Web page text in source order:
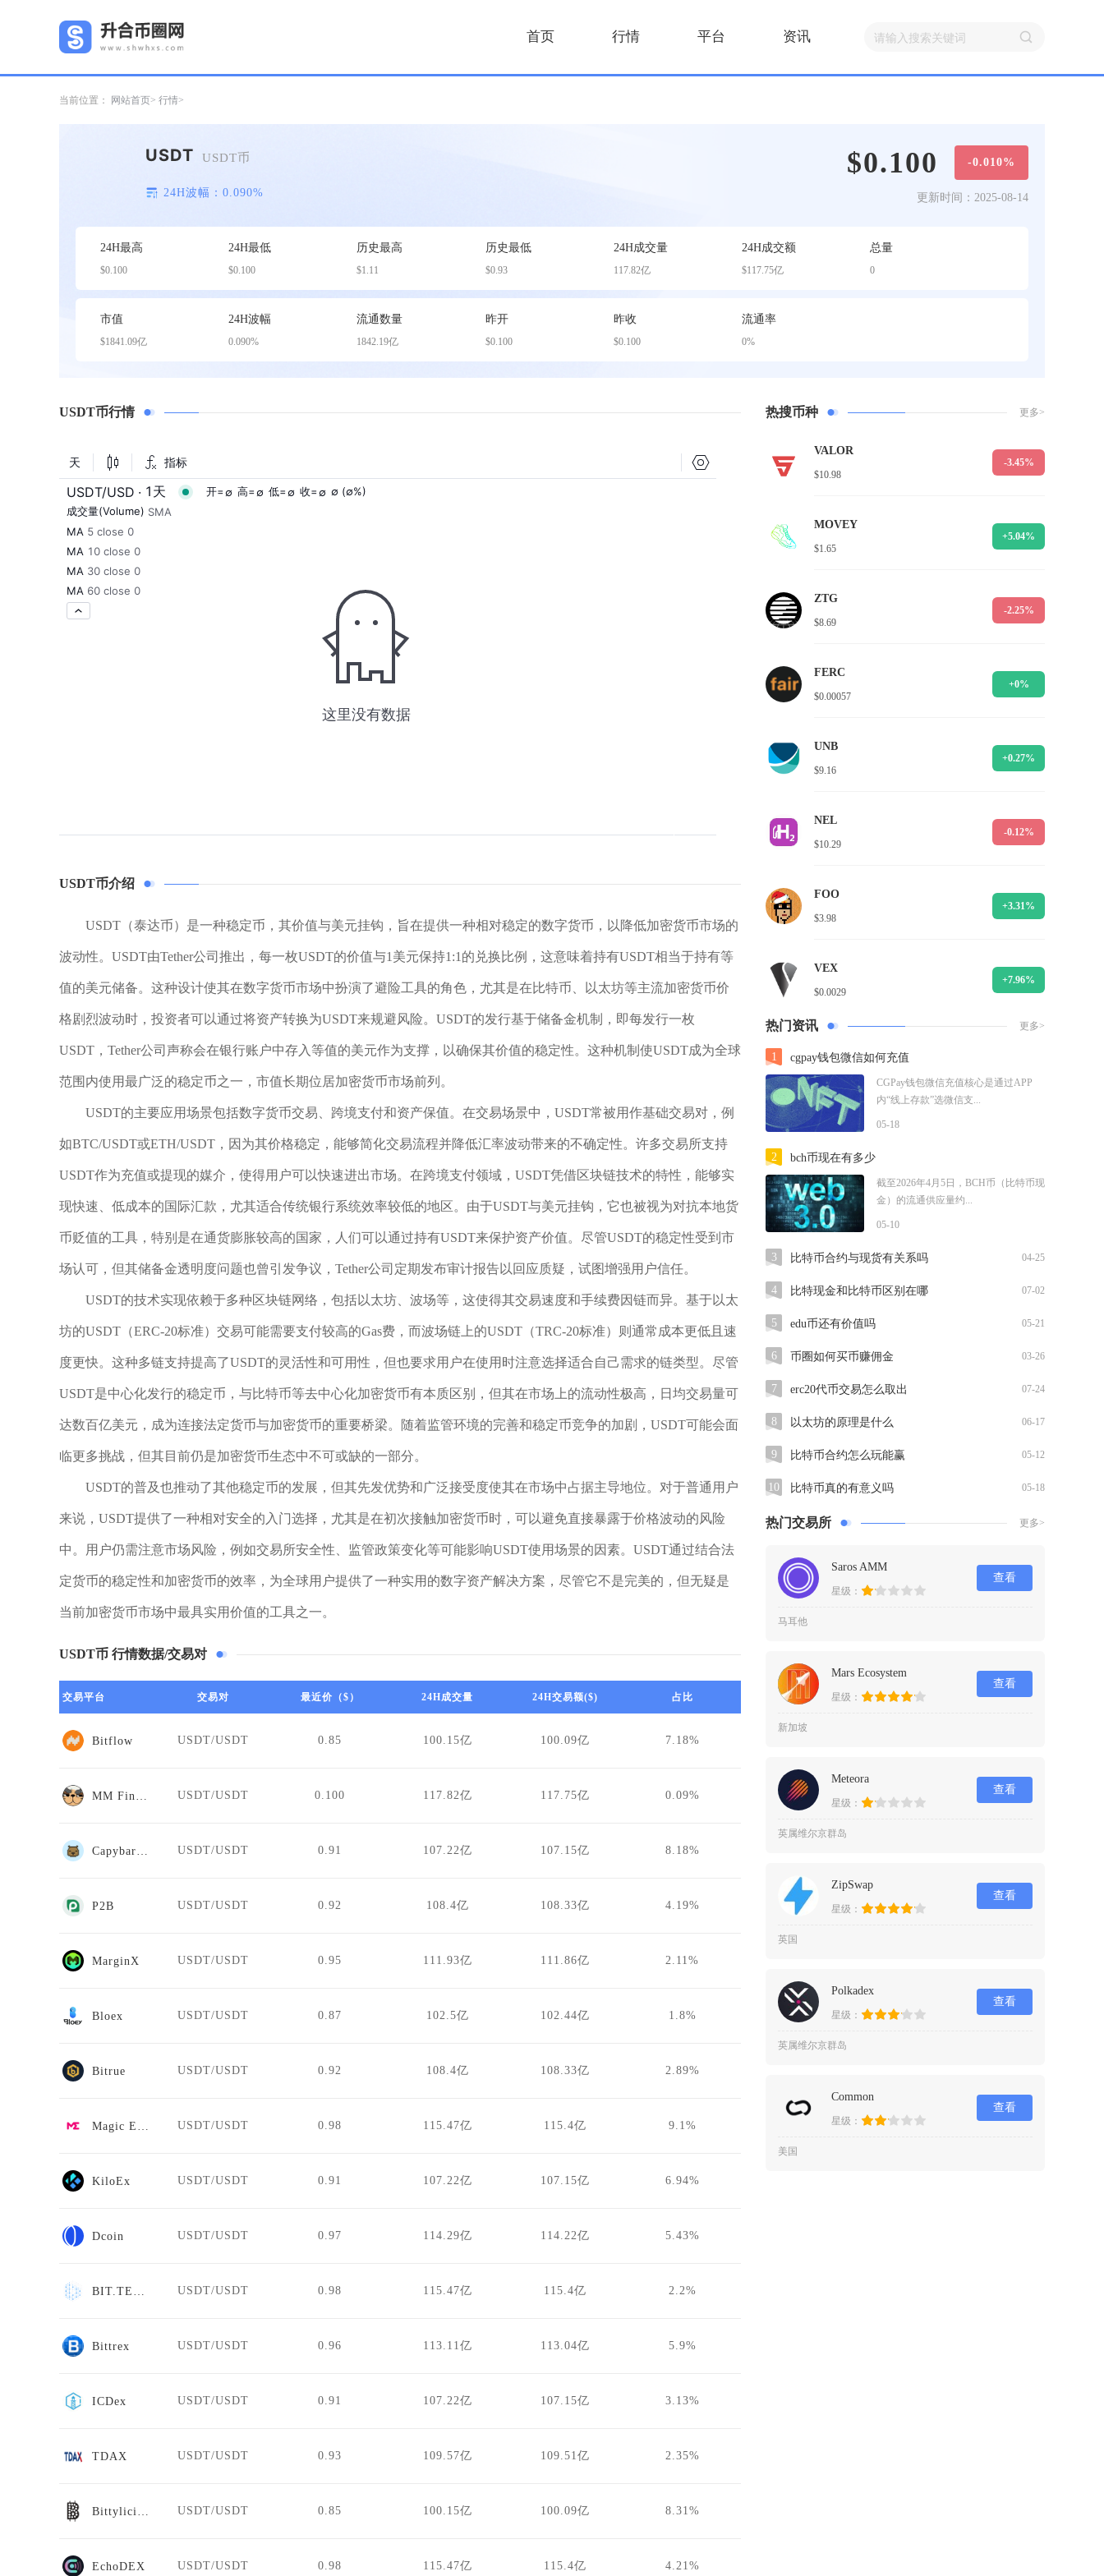
首页 行情 平台 资讯
当前位置： 网站首页 行情
USDT USDT币
24H波幅：0.090%
$0.100 -0.010%
更新时间：2025-08-14
24H最高
$0.100
24H最低
$0.100
历史最高
$1.11
历史最低
$0.93
24H成交量
117.82亿
24H成交额
$117.75亿
总量
0
市值
$1841.09亿
24H波幅
0.090%
流通数量
1842.19亿
昨开
$0.100
昨收
$0.100
流通率
0%
USDT币行情
USDT币介绍
USDT（泰达币）是一种稳定币，其价值与美元挂钩，旨在提供一种相对稳定的数字货币，以降低加密货币市场的
波动性。USDT由Tether公司推出，每一枚USDT的价值与1美元保持1:1的兑换比例，这意味着持有USDT相当于持有等
值的美元储备。这种设计使其在数字货币市场中扮演了避险工具的角色，尤其是在比特币、以太坊等主流加密货币价
格剧烈波动时，投资者可以通过将资产转换为USDT来规避风险。USDT的发行基于储备金机制，即每发行一枚
USDT，Tether公司声称会在银行账户中存入等值的美元作为支撑，以确保其价值的稳定性。这种机制使USDT成为全球
范围内使用最广泛的稳定币之一，市值长期位居加密货币市场前列。
USDT的主要应用场景包括数字货币交易、跨境支付和资产保值。在交易场景中，USDT常被用作基础交易对，例
如BTC/USDT或ETH/USDT，因为其价格稳定，能够简化交易流程并降低汇率波动带来的不确定性。许多交易所支持
USDT作为充值或提现的媒介，使得用户可以快速进出市场。在跨境支付领域，USDT凭借区块链技术的特性，能够实
现快速、低成本的国际汇款，尤其适合传统银行系统效率较低的地区。由于USDT与美元挂钩，它也被视为对抗本地货
币贬值的工具，特别是在通货膨胀较高的国家，人们可以通过持有USDT来保护资产价值。尽管USDT的稳定性受到市
场认可，但其储备金透明度问题也曾引发争议，Tether公司定期发布审计报告以回应质疑，试图增强用户信任。
USDT的技术实现依赖于多种区块链网络，包括以太坊、波场等，这使得其交易速度和手续费因链而异。基于以太
坊的USDT（ERC-20标准）交易可能需要支付较高的Gas费，而波场链上的USDT（TRC-20标准）则通常成本更低且速
度更快。这种多链支持提高了USDT的灵活性和可用性，但也要求用户在使用时注意选择适合自己需求的链类型。尽管
USDT是中心化发行的稳定币，与比特币等去中心化加密货币有本质区别，但其在市场上的流动性极高，日均交易量可
达数百亿美元，成为连接法定货币与加密货币的重要桥梁。随着监管环境的完善和稳定币竞争的加剧，USDT可能会面
临更多挑战，但其目前仍是加密货币生态中不可或缺的一部分。
USDT的普及也推动了其他稳定币的发展，但其先发优势和广泛接受度使其在市场中占据主导地位。对于普通用户
来说，USDT提供了一种相对安全的入门选择，尤其是在初次接触加密货币时，可以避免直接暴露于价格波动的风险
中。用户仍需注意市场风险，例如交易所安全性、监管政策变化等可能影响USDT使用场景的因素。USDT通过结合法
定货币的稳定性和加密货币的效率，为全球用户提供了一种实用的数字资产解决方案，尽管它不是完美的，但无疑是
当前加密货币市场中最具实用价值的工具之一。
USDT币 行情数据/交易对
交易平台 交易对 最近价（$） 24H成交量 24H交易额($) 占比
Bitflow USDT/USDT 0.85 100.15亿 100.09亿 7.18%
USDT/USDT 0.100 117.82亿 117.75亿 0.09%
USDT/USDT 0.91 107.22亿 107.15亿 8.18%
P2B USDT/USDT 0.92 108.4亿 108.33亿 4.19%
MarginX USDT/USDT 0.95 111.93亿 111.86亿 2.11%
Bloex USDT/USDT 0.87 102.5亿 102.44亿 1.8%
Bitrue USDT/USDT 0.92 108.4亿 108.33亿 2.89%
USDT/USDT 0.98 115.47亿 115.4亿 9.1%
KiloEx USDT/USDT 0.91 107.22亿 107.15亿 6.94%
Dcoin USDT/USDT 0.97 114.29亿 114.22亿 5.43%
USDT/USDT 0.98 115.47亿 115.4亿 2.2%
Bittrex USDT/USDT 0.96 113.11亿 113.04亿 5.9%
ICDex USDT/USDT 0.91 107.22亿 107.15亿 3.13%
TDAX USDT/USDT 0.93 109.57亿 109.51亿 2.35%
USDT/USDT 0.85 100.15亿 100.09亿 8.31%
EchoDEX USDT/USDT 0.98 115.47亿 115.4亿 4.21%
热搜币种 更多>
VALOR
$10.98
-3.45%
MOVEY
$1.65
+5.04%
ZTG
$8.69
-2.25%
FERC
$0.00057
+0%
UNB
$9.16
+0.27%
NEL
$10.29
-0.12%
FOO
$3.98
+3.31%
VEX
$0.0029
+7.96%
热门资讯 更多>
1 cgpay钱包微信如何充值
CGPay钱包微信充值核心是通过APP
内“线上存款”选微信支...
05-18
2 bch币现在有多少
截至2026年4月5日，BCH币（比特币现
金）的流通供应量约...
05-10
3 比特币合约与现货有关系吗 04-25
4 比特现金和比特币区别在哪 07-02
5 edu币还有价值吗 05-21
6 币圈如何买币赚佣金 03-26
7 erc20代币交易怎么取出 07-24
8 以太坊的原理是什么 06-17
9 比特币合约怎么玩能赢 05-12
10 比特币真的有意义吗 05-18
热门交易所 更多>
Saros AMM
星级：
查看
马耳他
Mars Ecosystem
星级：
查看
新加坡
Meteora
星级：
查看
英属维尔京群岛
ZipSwap
星级：
查看
英国
Polkadex
星级：
查看
英属维尔京群岛
Common
星级：
查看
美国